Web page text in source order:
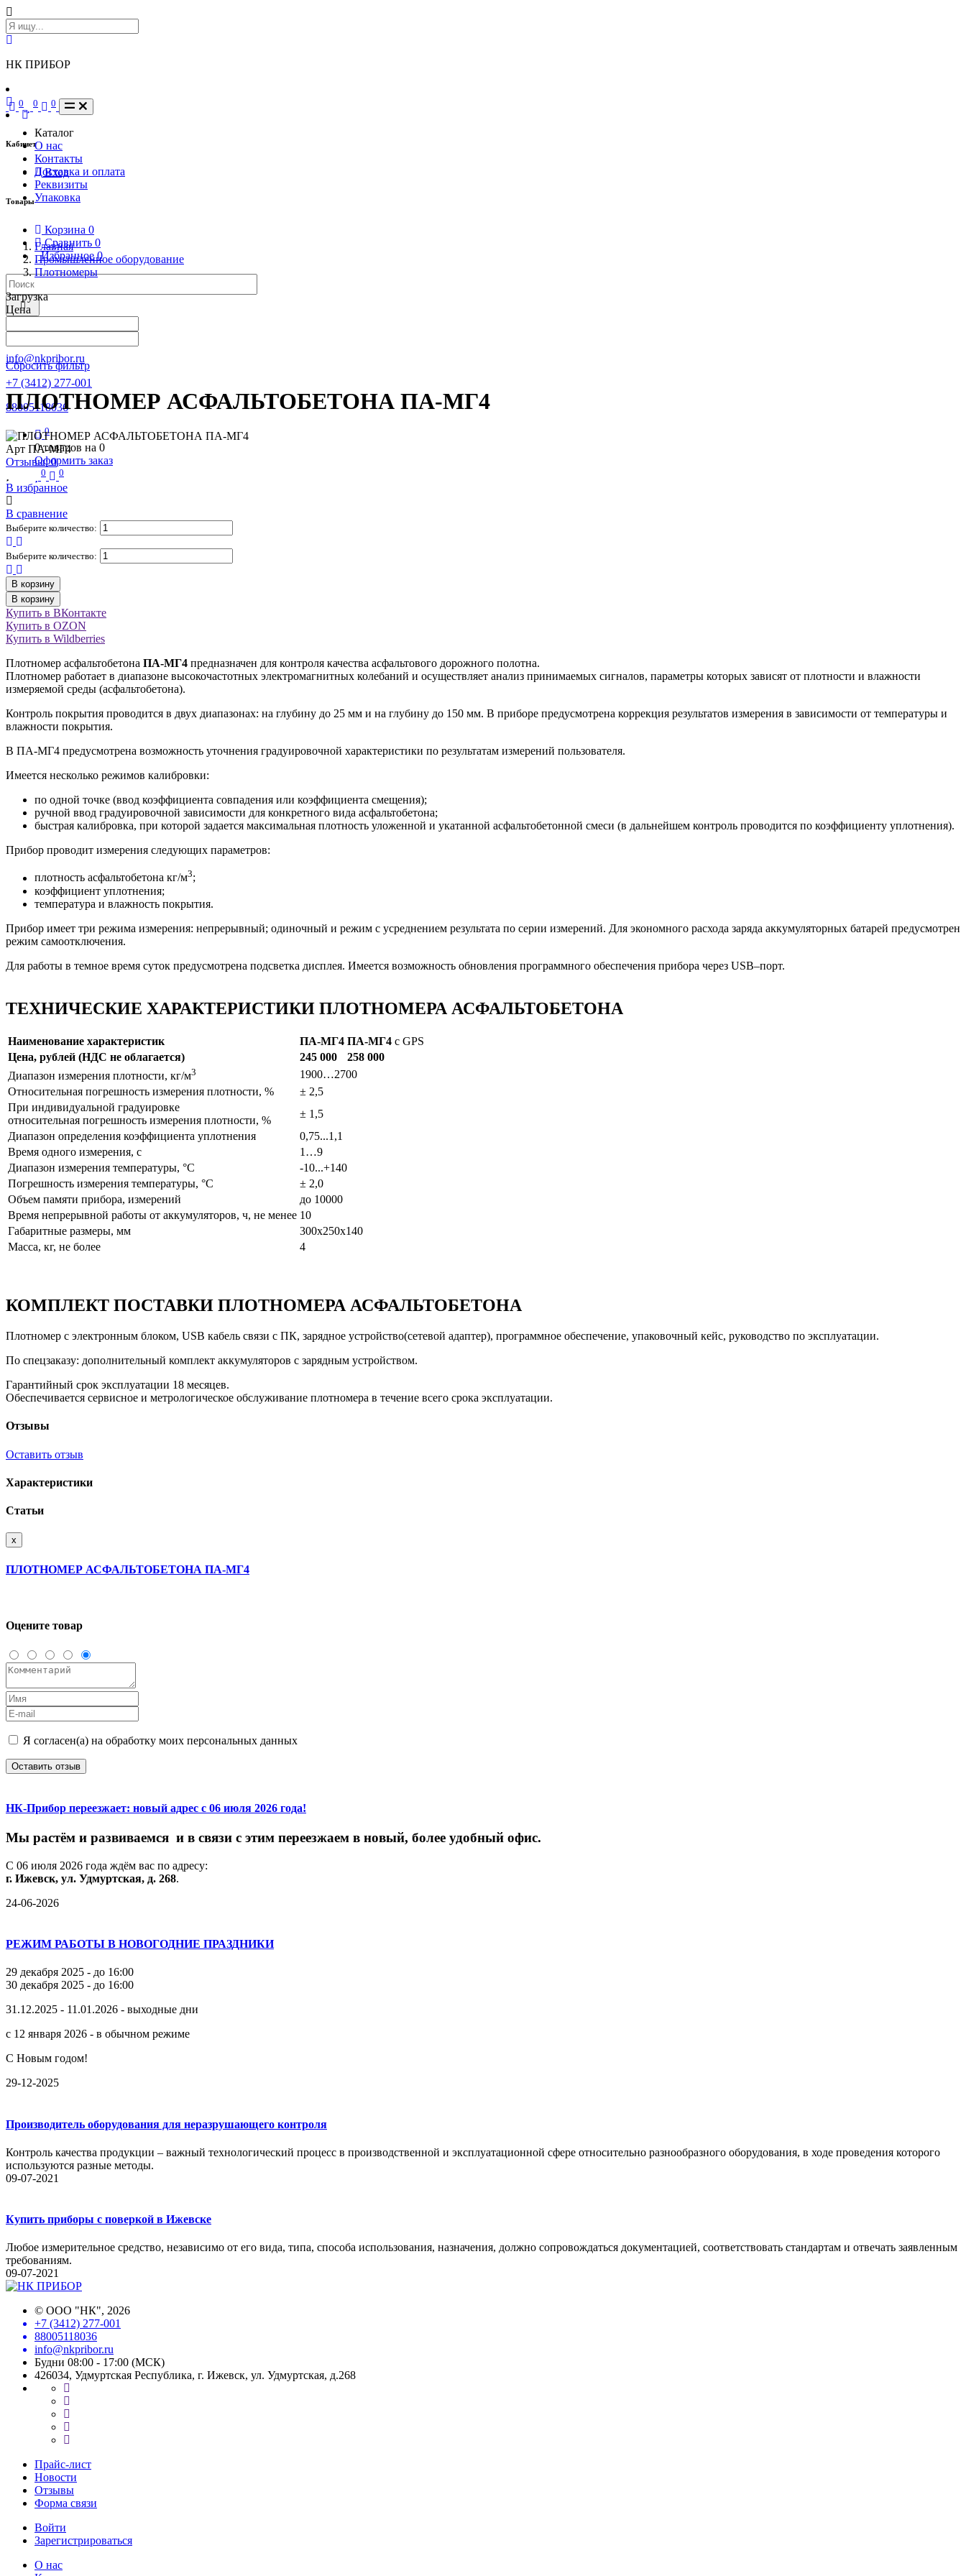
НК ПРИБОР
Кабинет
Вход
Товары
Корзина 0
Сравнить 0
Избранное0
Написать в Телеграм
info@nkpribor.ru
+7 (3412) 277-001
88005118036
0
0 товаров на 0
Оформить заказ
0 0
0 0 0
Каталог
О нас
Контакты
Доставка и оплата
Реквизиты
Упаковка
Главная
Промышленное оборудование
Плотномеры
Загрузка
Цена
Сбросить фильтр
ПЛОТНОМЕР АСФАЛЬТОБЕТОНА ПА-МГ4
Арт ПА-МГ4
Отзывы: 0
В избранное
В сравнение
Выберите количество:
Выберите количество:
В корзину
В корзину
Купить в ВКонтакте
Купить в OZON
Купить в Wildberries
Плотномер асфальтобетона ПА-МГ4 предназначен для контроля качества асфальтового дорожного полотна.
Плотномер работает в диапазоне высокочастотных электромагнитных колебаний и осуществляет анализ принимаемых сигналов, параметры которых зависят от плотности и влажности
измеряемой среды (асфальтобетона).
Контроль покрытия проводится в двух диапазонах: на глубину до 25 мм и на глубину до 150 мм. В приборе предусмотрена коррекция результатов измерения в зависимости от температуры и
влажности покрытия.
В ПА-МГ4 предусмотрена возможность уточнения градуировочной характеристики по результатам измерений пользователя.
Имеется несколько режимов калибровки:
по одной точке (ввод коэффициента совпадения или коэффициента смещения);
ручной ввод градуировочной зависимости для конкретного вида асфальтобетона;
быстрая калибровка, при которой задается максимальная плотность уложенной и укатанной асфальтобетонной смеси (в дальнейшем контроль проводится по коэффициенту уплотнения).
Прибор проводит измерения следующих параметров:
плотность асфальтобетона кг/м3;
коэффициент уплотнения;
температура и влажность покрытия.
Прибор имеет три режима измерения: непрерывный; одиночный и режим с усреднением результата по серии измерений. Для экономного расхода заряда аккумуляторных батарей предусмотрен
режим самоотключения.
Для работы в темное время суток предусмотрена подсветка дисплея. Имеется возможность обновления программного обеспечения прибора через USB–порт.
ТЕХНИЧЕСКИЕ ХАРАКТЕРИСТИКИ ПЛОТНОМЕРА АСФАЛЬТОБЕТОНА
Наименование характеристик ПА-МГ4 ПА-МГ4 с GPS
Цена, рублей (НДС не облагается)
245 000
258 000
Диапазон измерения плотности, кг/м3
1900…2700
Относительная погрешность измерения плотности, %
± 2,5
При индивидуальной градуировке
относительная погрешность измерения плотности, %
± 1,5
Диапазон определения коэффициента уплотнения
0,75...1,1
Время одного измерения, с
1…9
Диапазон измерения температуры, °С
-10...+140
Погрешность измерения температуры, °С
± 2,0
Объем памяти прибора, измерений
до 10000
Время непрерывной работы от аккумуляторов, ч, не менее 10
Габаритные размеры, мм
300х250х140
Масса, кг, не более
4
КОМПЛЕКТ ПОСТАВКИ ПЛОТНОМЕРА АСФАЛЬТОБЕТОНА
Плотномер с электронным блоком, USB кабель связи с ПК, зарядное устройство(сетевой адаптер), программное обеспечение, упаковочный кейс, руководство по эксплуатации.
По спецзаказу: дополнительный комплект аккумуляторов с зарядным устройством.
Гарантийный срок эксплуатации 18 месяцев.
Обеспечивается сервисное и метрологическое обслуживание плотномера в течение всего срока эксплуатации.
Отзывы
Оставить отзыв
Характеристики
Статьи
x
ПЛОТНОМЕР АСФАЛЬТОБЕТОНА ПА-МГ4
Оцените товар
Я согласен(а) на обработку моих персональных данных
Оставить отзыв
НК-Прибор переезжает: новый адрес с 06 июля 2026 года!
Мы растём и развиваемся и в связи с этим переезжаем в новый, более удобный офис.
С 06 июля 2026 года ждём вас по адресу:
г. Ижевск, ул. Удмуртская, д. 268.
24-06-2026
РЕЖИМ РАБОТЫ В НОВОГОДНИЕ ПРАЗДНИКИ
29 декабря 2025 - до 16:00
30 декабря 2025 - до 16:00
31.12.2025 - 11.01.2026 - выходные дни
с 12 января 2026 - в обычном режиме
С Новым годом!
29-12-2025
Производитель оборудования для неразрушающего контроля
Контроль качества продукции – важный технологический процесс в производственной и эксплуатационной сфере относительно разнообразного оборудования, в ходе проведения которого
используются разные методы.
09-07-2021
Купить приборы с поверкой в Ижевске
Любое измерительное средство, независимо от его вида, типа, способа использования, назначения, должно сопровождаться документацией, соответствовать стандартам и отвечать заявленным
требованиям.
09-07-2021
© ООО "НК", 2026
+7 (3412) 277-001
88005118036
info@nkpribor.ru
Будни 08:00 - 17:00 (МСК)
426034, Удмуртская Республика, г. Ижевск, ул. Удмуртская, д.268
Прайс-лист
Новости
Отзывы
Форма связи
Войти
Зарегистрироваться
О нас